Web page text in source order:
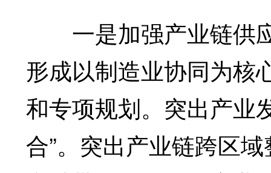
一是加强产业链供
形成以制造业协同为核
和专项规划。突出产业
合”。突出产业链跨区